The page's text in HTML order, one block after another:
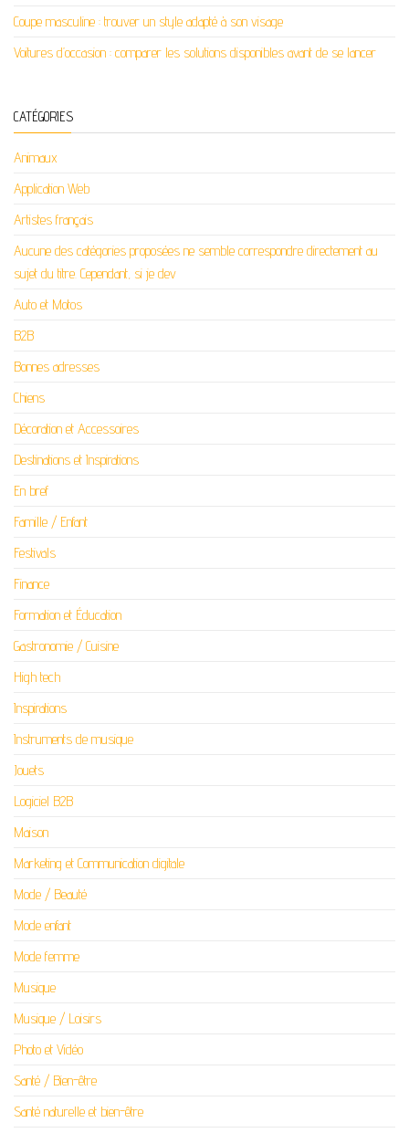
Coupe masculine : trouver un style adapté à son visage
Voitures d’occasion : comparer les solutions disponibles avant de se lancer
CATÉGORIES
Animaux
Application Web
Artistes français
Aucune des catégories proposées ne semble correspondre directement au
sujet du titre. Cependant, si je dev
Auto et Motos
B2B
Bonnes adresses
Chiens
Décoration et Accessoires
Destinations et Inspirations
En bref
Famille / Enfant
Festivals
Finance
Formation et Éducation
Gastronomie / Cuisine
High tech
Inspirations
Instruments de musique
Jouets
Logiciel B2B
Maison
Marketing et Communication digitale
Mode / Beauté
Mode enfant
Mode femme
Musique
Musique / Loisirs
Photo et Vidéo
Santé / Bien-être
Santé naturelle et bien-être